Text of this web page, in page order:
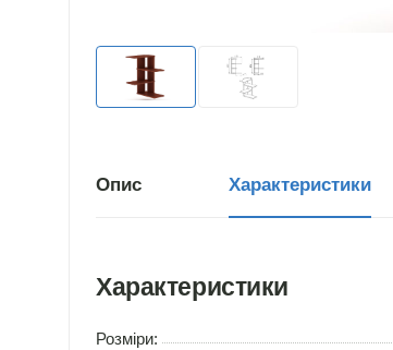
Опис Характеристики
Характеристики
Розміри: